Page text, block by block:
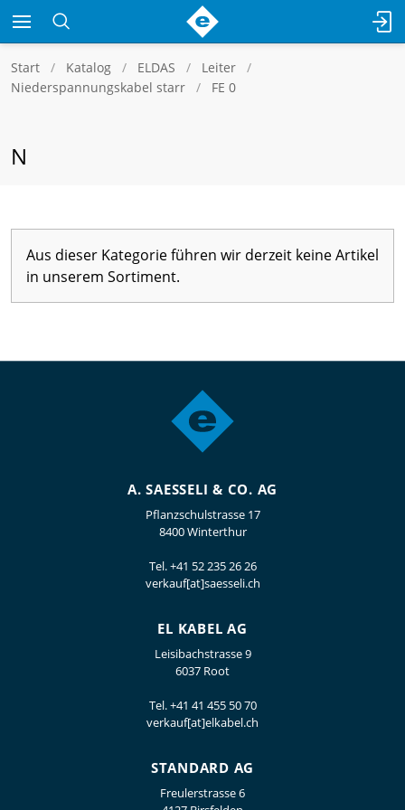
Start Katalog ELDAS
Leiter
Niederspannungskabel starr
FE 0
N
Aus dieser Kategorie führen wir derzeit keine Artikel
in unserem Sortiment.
A. SAESSELI & CO. AG
Pflanzschulstrasse 17
8400 Winterthur
Tel.+41 52 235 26 26
verkauf[at]saesseli.ch
EL KABEL AG
Leisibachstrasse 9
6037 Root
Tel.+41 41 455 50 70
verkauf[at]elkabel.ch
STANDARD AG
Freulerstrasse 6